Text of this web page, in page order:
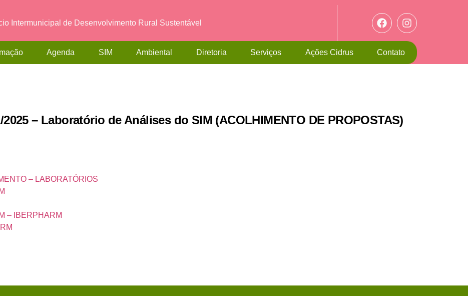
Intermunicipal de Desenvolvimento Rural Sustentável
Agenda SIM Ambiental Diretoria Serviços Ações Cidrus Contato
– Laboratório de Análises do SIM (ACOLHIMENTO DE PROPOSTAS)
– LABORATÓRIOS
– IBERPHARM